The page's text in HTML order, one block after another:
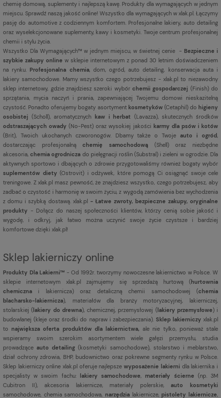
chemię domową, suplementy i najlepszą kawę. Produkty dla wymagających w jednym
miejscu. Sprawdź naszą jakość online! Wszystko dla wymagających w xlak.pl. Łączymy
pasję do automotive z codziennym komfortem. Profesjonalne lakiery, auto detailing
oraz wyselekcjonowane suplementy, kawy i kosmetyki. Twoje centrum profesjonalnej
chemii i stylu życia.
Wszystko Dla Wymagających™ w jednym miejscu, w świetnej cenie - Bezpieczne i
szybkie zakupy online w sklepie internetowym z ponad 30 letnim doświadczeniem
na rynku. Profesjonalna chemia, dom, ogród, auto detailing, konserwacja auta i
lakiery samochodowe. Mamy wszystko czego potrzebujesz - xlak.pl to niezawodny
sklep internetowy, gdzie znajdziesz szeroki wybórchemii gospodarczej (Finish) do
sprzątania, mycia naczyń i prania, zapewniającej Twojemu domowi nieskazitelną
czystość. Ponadto oferujemy bogaty asortyment kosmetyków (Cetaphil) do higieny
osobistej (Scholl), aromatycznych kaw i herbat (Lavazza), skutecznych środków
odstraszających owady(No-Pest) oraz wysokiej jakości karmy dla psów i kotów
(Brit), Twoich ukochanych czworonogów. Dbamy także o Twojeauto i ogród,
dostarczając profesjonalnąchemię samochodową (Shell) oraz niezbędne
akcesoria,chemia ogrodnicza do pielęgnacji roślin (Substral) i zieleni w ogrodzie. Dla
aktywnych sportowo i dbających o zdrowie przygotowaliśmy również bogaty wybór
suplementów diety (Ostrovit) i odżywek, które pomogą Ci osiągnąć swoje cele
treningowe. Z xlak.pl masz pewność, że znajdziesz wszystko, czego potrzebujesz, aby
zadbać o czystość i harmonię w swoim życiu, z wygodą zamówienia bez wychodzenia
z domu i szybką dostawą. xlak.pl - Łatwe zwroty, bezpieczne zakupy, oryginalne
produkty - Dołącz do naszej społeczności klientów, którzy cenią sobie jakość i
wygodę, i odkryj, jak łatwo można uczynić swoje życie czystsze i bardziej
komfortowe dzięki xlak.pl!
Sklep lakierniczy online
Produkty Dla Lakierni™ - Od 1992r. tworzymy nowoczesne lakiernictwo w Polsce. W
sklepie internetowym xlak.pl zajmujemy się sprzedażą hurtową ( hurtownia
chemiczna i lakiernicza) oraz detaliczną chemii samochodowej (chemia
blacharsko-lakiernicza), materiałów dla branży motoryzacyjnej, lakierniczej,
stolarskiej ( lakiery do drewna), chemicznej, przemysłowej ( lakiery przemysłowe) i
budowlanej (kleje oraz środki do napraw i zabezpieczania). Sklep lakierniczy xlak.pl
tonajwiększa oferta produktów dla lakiernictwa,ale nie tylko, ponieważ stale
wspieramy swoim szerokim asortymentem wiele gałęzi przemysłu, studia
prowadząceauto detailing(kosmetyki samochodowe), stolarstwo i meblarstwo,
dział ochrony zdrowia, BHP, budownictwo oraz pokrewne segmenty rynku w Polsce.
Sklep lakierniczy online xlak.pl oferuje najlepszewyposażenie lakierni dla lakiernika i
specjalisty w swoim fachu:
lakiery samochodowe,materiały ścierne (np. 3M
Cubitron II), akcesoria lakiernicze, materiały polerskie,auto kosmetyki
samochodowe, chemia samochodowa, narzędzia lakiernicze,pistolety lakiernicze,